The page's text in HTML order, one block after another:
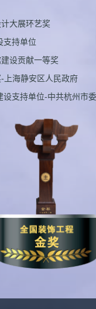
大展环艺奖
支持单位
设贡献一等奖
上海静安区人民政府
设支持单位-中共杭州市